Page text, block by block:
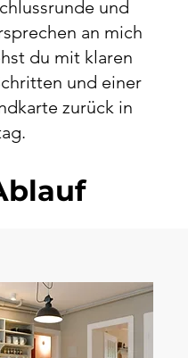
und
an mich
du mit klaren
und einer
zurück in